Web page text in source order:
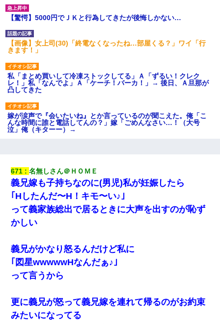
【驚愕】5000円でＪＫと行為してきたが後悔しかない…
【画像】女上司(30)「終電なくなったね…部屋くる？」ワイ「行
きます！」
私「まとめ買いして冷凍ストックしてる」Ａ「ずるい！クレク
レ！」私「なんでよ」Ａ「ケーチ！バーカ！」→ 後日、Ａ旦那が
凸してきた
嫁が涙声で『会いたいね』とか言っているのが聞こえた。俺「こ
んな時間に誰と電話してんの？」嫁「ごめんなさい…！（大号
泣」俺（キターー）→
【復讐】義兄嫁「生活費、足りない分を貸してほしい」私「貸す
わけないでしょｗｗｗｗ」→ 理由を話したら泣き出して・・私
（あまりにも希望通り）
【驚愕】私「今まで育てた分のお金返してね(冗談)」息子「はい、
3000万円」→数年後。私「妹が病気になったから援助して欲し
出張中の旦那から『フリンしやがって、このクズ』と電話が。私
「本当に家まで来たの？証拠は？」旦那「俺の言葉が信じられな
いのか！」→ 離婚後
上司「何なの、この書類！！」私「あの‥」上司「今は私が話し
てるの！」私「ですから」上司「黙って聞きなさい！」私「それ
は」上司「言い訳しない！」→結果ｗｗｗｗｗ
671 名無しさん＠ＨＯＭＥ
義兄嫁も子持ちなのに(男児)私が妊娠したら
｢Hしたんだ〜H！キモ〜い♪｣
って義家族総出で居るときに大声を出すのが恥ず
かしい
義兄がかなり怒るんだけど私に
｢図星wwwwwHなんだぁ♪｣
って言うから
更に義兄が怒って義兄嫁を連れて帰るのがお約束
みたいになってる